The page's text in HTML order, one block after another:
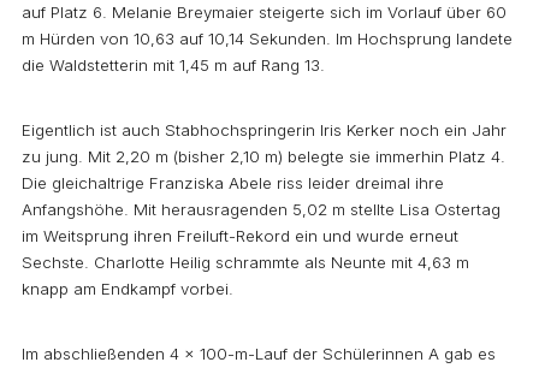
auf Platz 6. Melanie Breymaier steigerte sich im Vorlauf über 60
m Hürden von 10,63 auf 10,14 Sekunden. Im Hochsprung landete
die Waldstetterin mit 1,45 m auf Rang 13.
Eigentlich ist auch Stabhochspringerin Iris Kerker noch ein Jahr
zu jung. Mit 2,20 m (bisher 2,10 m) belegte sie immerhin Platz 4.
Die gleichaltrige Franziska Abele riss leider dreimal ihre
Anfangshöhe. Mit herausragenden 5,02 m stellte Lisa Ostertag
im Weitsprung ihren Freiluft-Rekord ein und wurde erneut
Sechste. Charlotte Heilig schrammte als Neunte mit 4,63 m
knapp am Endkampf vorbei.
Im abschließenden 4 x 100-m-Lauf der Schülerinnen A gab es